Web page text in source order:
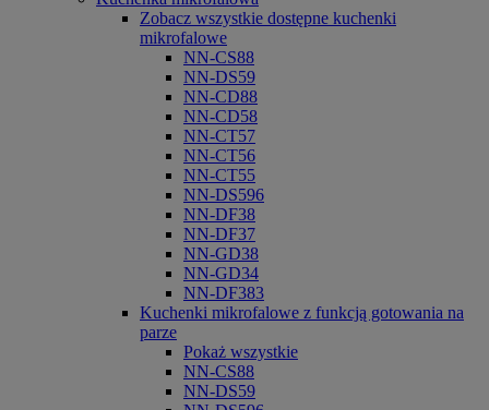
Zobacz wszystkie dostępne kuchenki
mikrofalowe
NN-CS88
NN-DS59
NN-CD88
NN-CD58
NN-CT57
NN-CT56
NN-CT55
NN-DS596
NN-DF38
NN-DF37
NN-GD38
NN-GD34
NN-DF383
Kuchenki mikrofalowe z funkcją gotowania na
parze
Pokaż wszystkie
NN-CS88
NN-DS59